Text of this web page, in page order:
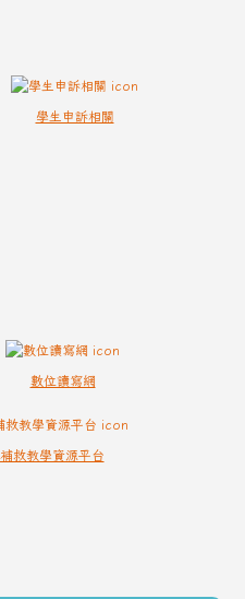
學生申訴相關
數位讀寫網
補救教學資源平台